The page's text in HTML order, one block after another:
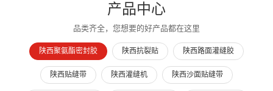
产品中心
品类齐全，您想要的好产品都在这里
陕西聚氨酯密封胶 陕西抗裂贴 陕西路面灌缝胶
陕西贴缝带 陕西灌缝机 陕西沙面贴缝带